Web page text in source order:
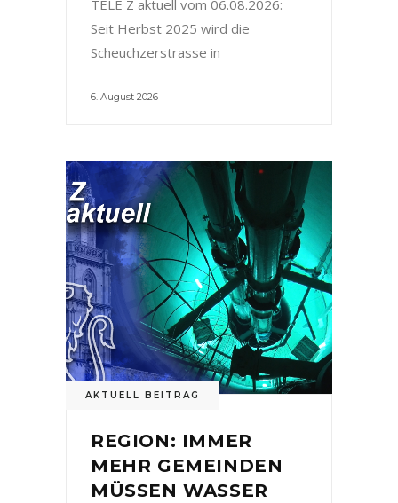
TELE Z aktuell vom 06.08.2026:
Seit Herbst 2025 wird die
Scheuchzerstrasse in
6. August 2026
AKTUELL BEITRAG
REGION: IMMER
MEHR GEMEINDEN
MÜSSEN WASSER